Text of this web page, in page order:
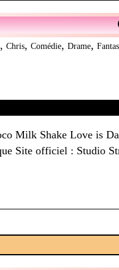
, Chris, Comédie, Drame,
Milk Shake Love is
Site officiel : Studio